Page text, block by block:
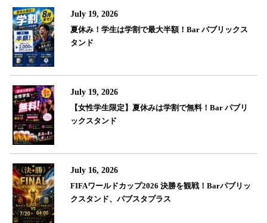
July 19, 2026
夏休み！学生は学割で最大半額！Bar パブリックス
タンド
July 19, 2026
【女性学生限定】夏休みは学割で無料！Bar パブリ
ックスタンド
July 16, 2026
FIFAワールドカップ2026 決勝を観戦！Barパブリッ
クスタンド、パブスタプラス